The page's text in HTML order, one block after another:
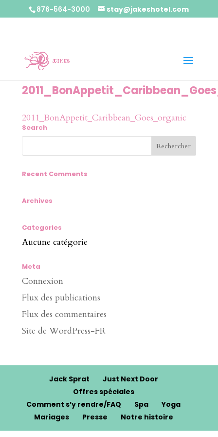
876-564-3000 stay@jakeshotel.com
2011_BonAppetit_Caribbean_Goes_organic
Search
Recent Comments
Archives
Categories
Aucune catégorie
Meta
Connexion
Flux des publications
Flux des commentaires
Site de WordPress-FR
Jack Sprat
Just Next Door
Offres spéciales
Comment s’y rendre/FAQ
Spa
Yoga
Mariages
Presse Notre histoire